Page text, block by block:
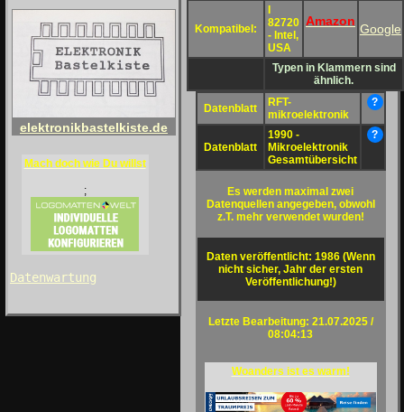
elektronikbastelkiste.de
Mach doch wie Du willst
;
Datenwartung
Kompatibel:
82720
- Intel,
USA
Amazon
Google
Typen in Klammern sind
ähnlich.
Datenblatt
RFT-
mikroelektronik
?
Datenblatt
1990 -
Mikroelektronik
Gesamtübersicht
?
Es werden maximal zwei
Datenquellen angegeben, obwohl
z.T. mehr verwendet wurden!
Daten veröffentlicht: 1986 (Wenn
nicht sicher, Jahr der ersten
Veröffentlichung!)
Letzte Bearbeitung: 21.07.2025 /
08:04:13
Woanders ist es warm!